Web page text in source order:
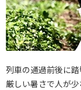
列車の通過前後に踏
厳しい暑さで人が少